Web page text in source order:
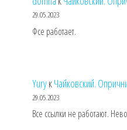
29.05.2023
Фсе работает.
YuryкЧайковский.
29.05.2023
Все ссылки не работают.